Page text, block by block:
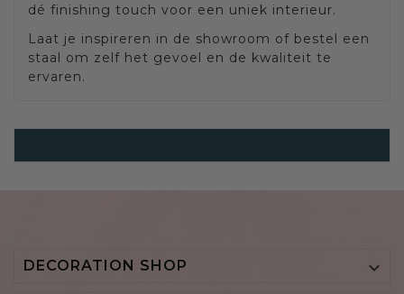
dé finishing touch voor een uniek interieur.
Laat je inspireren in de showroom of bestel een
staal om zelf het gevoel en de kwaliteit te
ervaren.
DECORATION SHOP 